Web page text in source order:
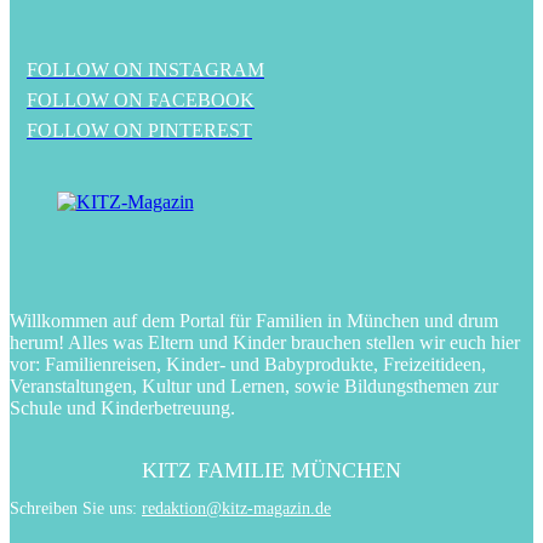
FOLLOW ON INSTAGRAM
FOLLOW ON FACEBOOK
FOLLOW ON PINTEREST
Willkommen auf dem Portal für Familien in München und drum
herum! Alles was Eltern und Kinder brauchen stellen wir euch hier
vor: Familienreisen, Kinder- und Babyprodukte, Freizeitideen,
Veranstaltungen, Kultur und Lernen, sowie Bildungsthemen zur
Schule und Kinderbetreuung.
KITZ FAMILIE MÜNCHEN
Schreiben Sie uns: redaktion@kitz-magazin.de